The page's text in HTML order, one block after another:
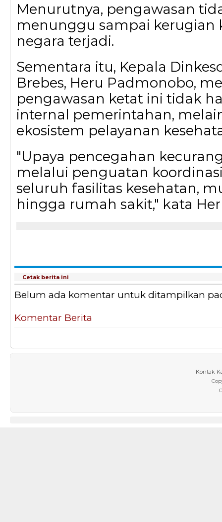
Menurutnya, pengawasan
menunggu sampai kerugian
negara terjadi.
Sementara itu, Kepala
Brebes, Heru Padmonobo,
pengawasan ketat ini tidak
internal pemerintahan,
ekosistem pelayanan
"Upaya pencegahan
melalui penguatan
seluruh fasilitas kesehatan,
hingga rumah sakit," kata
Cetak berita ini
Belum ada komentar untuk ditampilkan
Komentar Berita
Kontak